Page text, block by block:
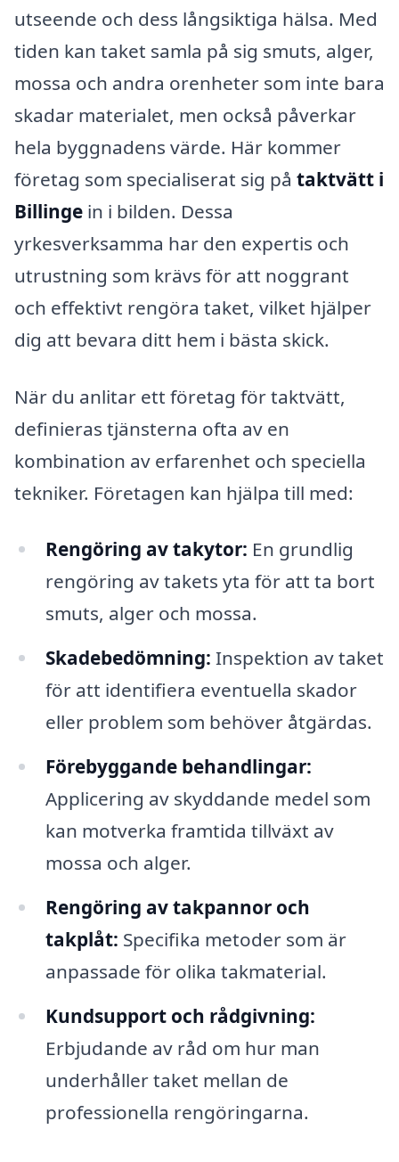
utseende och dess långsiktiga hälsa. Med
tiden kan taket samla på sig smuts, alger,
mossa och andra orenheter som inte bara
skadar materialet, men också påverkar
hela byggnadens värde. Här kommer
företag som specialiserat sig på taktvätt i
Billinge in i bilden. Dessa
yrkesverksamma har den expertis och
utrustning som krävs för att noggrant
och effektivt rengöra taket, vilket hjälper
dig att bevara ditt hem i bästa skick.
När du anlitar ett företag för taktvätt,
definieras tjänsterna ofta av en
kombination av erfarenhet och speciella
tekniker. Företagen kan hjälpa till med:
Rengöring av takytor: En grundlig
rengöring av takets yta för att ta bort
smuts, alger och mossa.
Skadebedömning: Inspektion av taket
för att identifiera eventuella skador
eller problem som behöver åtgärdas.
Förebyggande behandlingar:
Applicering av skyddande medel som
kan motverka framtida tillväxt av
mossa och alger.
Rengöring av takpannor och
takplåt: Specifika metoder som är
anpassade för olika takmaterial.
Kundsupport och rådgivning:
Erbjudande av råd om hur man
underhåller taket mellan de
professionella rengöringarna.